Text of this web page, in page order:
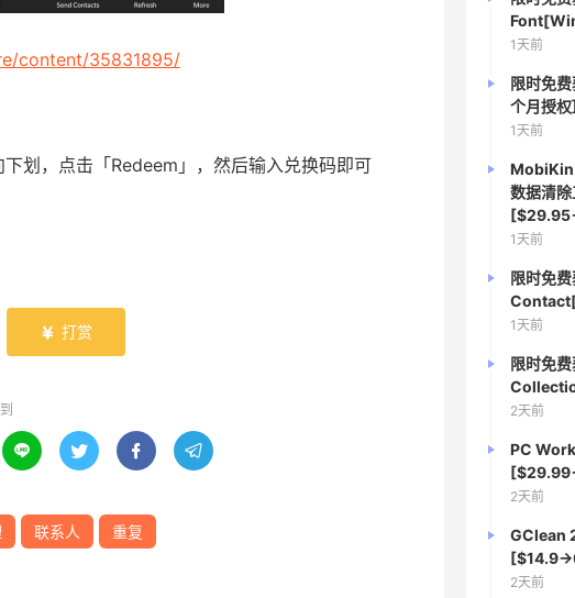
content/35831895/
划，点击「Redeem」，然后输入兑换码即可
 打赏
   
联系人 重复
1天前
限时免
个月授
1天前
数据清
1天前
限时免
1天前
限时免
2天前
PC
2天前
GClean
2天前